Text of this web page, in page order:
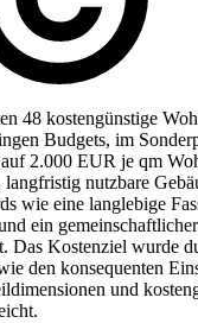
48 kostengünstige
Budgets, im
auf 2.000 EUR je qm
nutzbare
wie eine langlebige
ein
Das Kostenziel wurde
den konsequenten
und